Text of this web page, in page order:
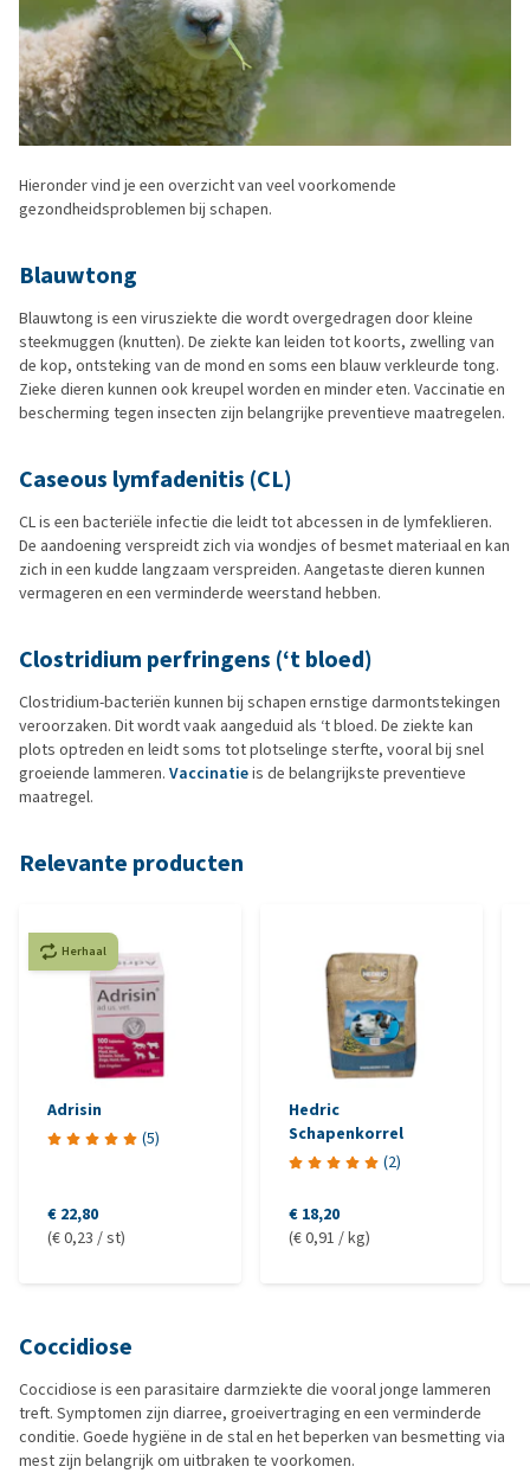
Hieronder vind je een overzicht van veel voorkomende
gezondheidsproblemen bij schapen.
Blauwtong
Blauwtong is een virusziekte die wordt overgedragen door kleine
steekmuggen (knutten). De ziekte kan leiden tot koorts, zwelling van
de kop, ontsteking van de mond en soms een blauw verkleurde tong.
Zieke dieren kunnen ook kreupel worden en minder eten. Vaccinatie en
bescherming tegen insecten zijn belangrijke preventieve maatregelen.
Caseous lymfadenitis (CL)
CL is een bacteriële infectie die leidt tot abcessen in de lymfeklieren.
De aandoening verspreidt zich via wondjes of besmet materiaal en kan
zich in een kudde langzaam verspreiden. Aangetaste dieren kunnen
vermageren en een verminderde weerstand hebben.
Clostridium perfringens (‘t bloed)
Clostridium-bacteriën kunnen bij schapen ernstige darmontstekingen
veroorzaken. Dit wordt vaak aangeduid als ‘t bloed. De ziekte kan
plots optreden en leidt soms tot plotselinge sterfte, vooral bij snel
groeiende lammeren. Vaccinatieis de belangrijkste preventieve
maatregel.
Relevante producten
Herhaal
Adrisin
(5)
€ 22,80
(€ 0,23 / st)
Hedric
Schapenkorrel
(2)
€ 18,20
(€ 0,91 / kg)
Coccidiose
Coccidiose is een parasitaire darmziekte die vooral jonge lammeren
treft. Symptomen zijn diarree, groeivertraging en een verminderde
conditie. Goede hygiëne in de stal en het beperken van besmetting via
mest zijn belangrijk om uitbraken te voorkomen.